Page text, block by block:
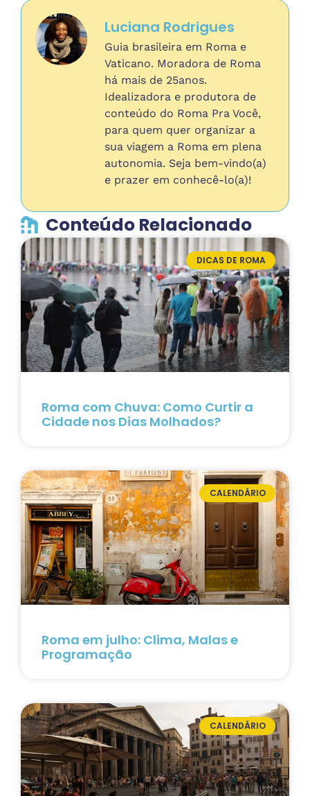
Luciana Rodrigues
Guia brasileira em Roma e
Vaticano. Moradora de Roma
há mais de 25anos.
Idealizadora e produtora de
conteúdo do Roma Pra Você,
para quem quer organizar a
sua viagem a Roma em plena
autonomia. Seja bem-vindo(a)
e prazer em conhecê-lo(a)!
Conteúdo Relacionado
DICAS DE ROMA
Roma com Chuva: Como Curtir a
Cidade nos Dias Molhados?
CALENDÁRIO
Roma em julho: Clima, Malas e
Programação
CALENDÁRIO